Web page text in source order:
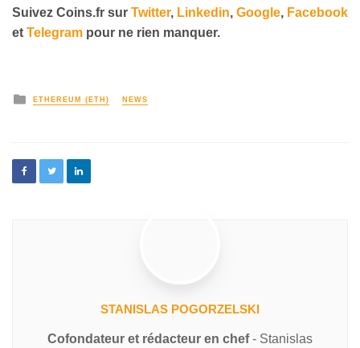
Suivez Coins.fr sur Twitter, Linkedin, Google, Facebook
et Telegram pour ne rien manquer.
ETHEREUM (ETH) NEWS
STANISLAS POGORZELSKI
Cofondateur et rédacteur en chef- Stanislas